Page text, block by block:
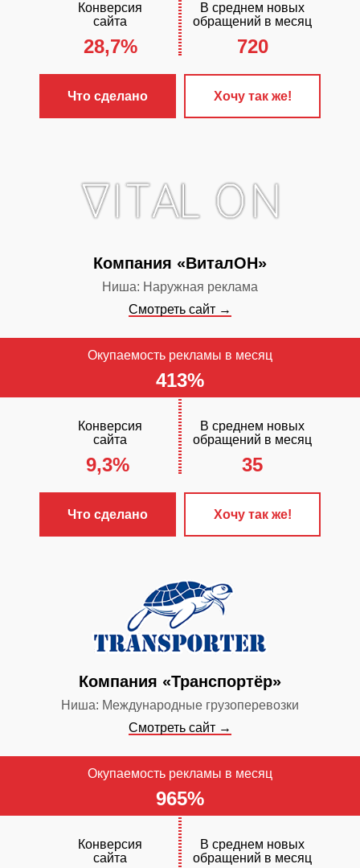
✓
поисковых
✓
Конверсия
сайта
В среднем новых
обращений в месяц
28,7% 720
Что сделано Хочу так же!
Компания «ВиталОН»
Ниша: Наружная реклама
Конверсия
сайта
В среднем новых
обращений в месяц
Окупаемость рекламы в месяц
9,3% 35
413%
Что сделано Хочу так же!
Смотреть сайт →
Компания «Транспортёр»
Ниша: Международные грузоперевозки
Конверсия
сайта
В среднем новых
обращений в месяц
Окупаемость рекламы в месяц
965%
Смотреть сайт →